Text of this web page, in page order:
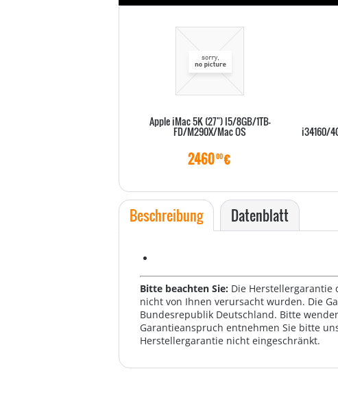
Apple iMac 5K (27") I5/8GB/1TB-
FD/M290X/Mac OS
246000€
i34160/
Beschreibung Datenblatt
Bitte beachten Sie: Die Herstellergarantie
nicht von Ihnen verursacht wurden. Die
Bundesrepublik Deutschland. Bitte
Garantieanspruch entnehmen Sie bitte
Herstellergarantie nicht eingeschränkt.